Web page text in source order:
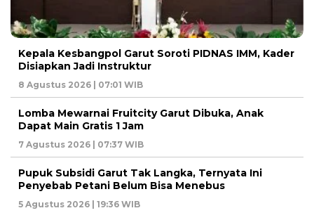
Kepala Kesbangpol Garut Soroti PIDNAS IMM, Kader
Disiapkan Jadi Instruktur
8 Agustus 2026 | 07:01 WIB
Lomba Mewarnai Fruitcity Garut Dibuka, Anak
Dapat Main Gratis 1 Jam
7 Agustus 2026 | 07:37 WIB
Pupuk Subsidi Garut Tak Langka, Ternyata Ini
Penyebab Petani Belum Bisa Menebus
5 Agustus 2026 | 19:36 WIB